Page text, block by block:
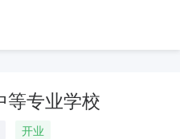
等专业学校
开业